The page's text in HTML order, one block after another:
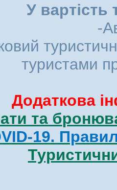
У вартість
-
туристами
Додаткова
та
19.